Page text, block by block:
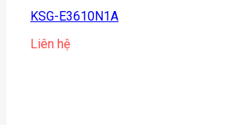
KSG-E3610N1A
Liên hệ